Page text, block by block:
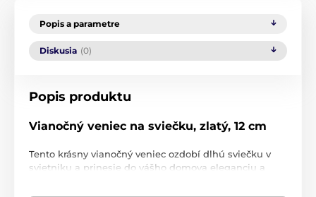
Popis a parametre
Diskusia (0)
Popis produktu
Vianočný veniec na sviečku, zlatý, 12 cm
Tento krásny vianočný veniec ozdobí dlhú sviečku v
svietniku a prinesie do vášho domova eleganciu a
kvetinovými ozdobami a korálkami v zlatých